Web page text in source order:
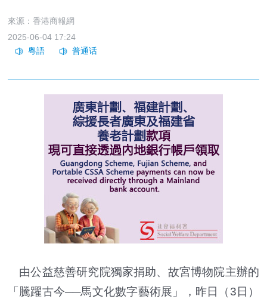
來源：香港商報網
2025-06-04 17:24
由公益慈善研究院獨家捐助、故宮博物院主辦的
「騰躍古今──馬文化數字藝術展」，昨日（3日）